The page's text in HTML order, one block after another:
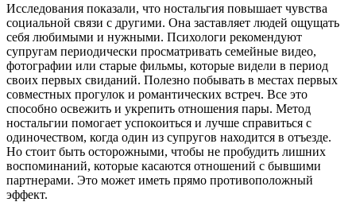
Исследования показали, что ностальгия повышает чувства
социальной связи с другими. Она заставляет людей ощущать
себя любимыми и нужными. Психологи рекомендуют
супругам периодически просматривать семейные видео,
фотографии или старые фильмы, которые видели в период
своих первых свиданий. Полезно побывать в местах первых
совместных прогулок и романтических встреч. Все это
способно освежить и укрепить отношения пары. Метод
ностальгии помогает успокоиться и лучше справиться с
одиночеством, когда один из супругов находится в отъезде.
Но стоит быть осторожными, чтобы не пробудить лишних
воспоминаний, которые касаются отношений с бывшими
партнерами. Это может иметь прямо противоположный
эффект.